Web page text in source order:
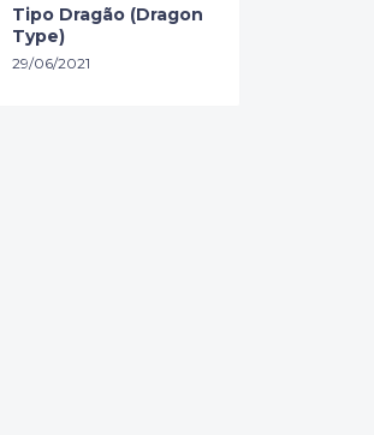
Tipo Dragão (Dragon
Type)
29/06/2021